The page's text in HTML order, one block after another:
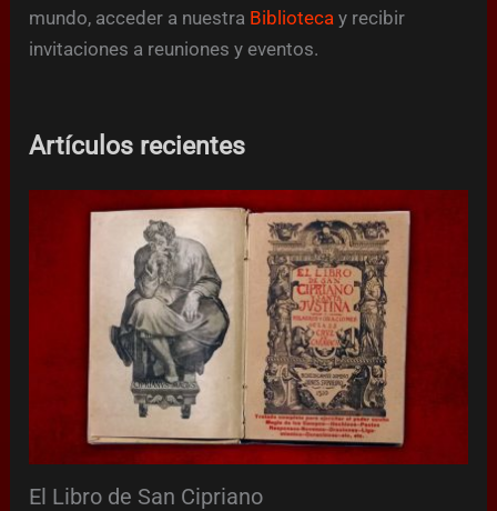
mundo, acceder a nuestra Biblioteca y recibir
invitaciones a reuniones y eventos.
Artículos recientes
El Libro de San Cipriano